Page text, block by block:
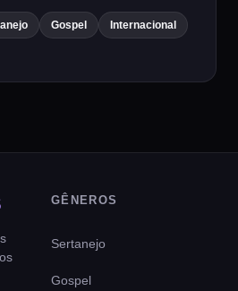
Gospel Internacional
GÊNEROS
Sertanejo
Gospel